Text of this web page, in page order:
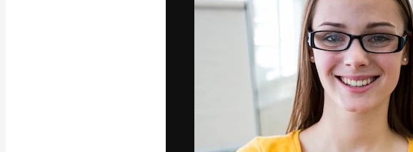
A plataforma criativa para você
seu melhor trabalho. Mais de 1
assinantes entre criativos,
agências e estúdios.
Português